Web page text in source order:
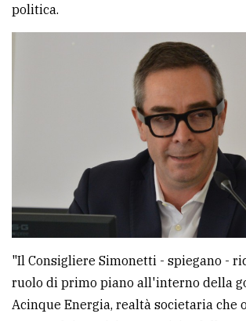
LE
Privacy
policy
Cookie
policy
politica.
"Il Consigliere Simonetti - spiegano -
ruolo di primo piano all'interno della
Acinque Energia, realtà societaria che